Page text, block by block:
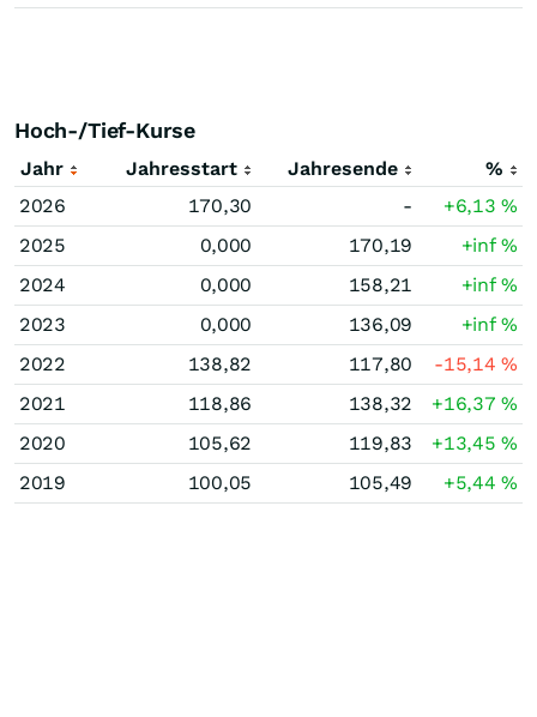
Hoch-/Tief-Kurse
Jahr Jahresstart Jahresende
%
2026
170,30 - +6,13%
2025
0,000 170,19 +inf%
2024
0,000 158,21 +inf%
2023
0,000 136,09 +inf%
2022
138,82 117,80 -15,14%
2021
118,86 138,32 +16,37%
2020
105,62 119,83 +13,45%
2019
100,05 105,49 +5,44%